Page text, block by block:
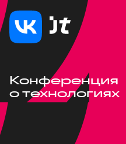
Конференция
о технологиях